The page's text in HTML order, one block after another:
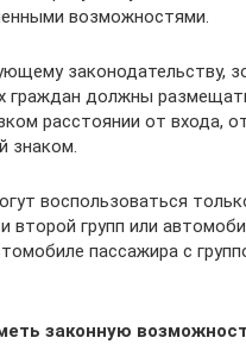
возможностями.
законодательству,
граждан должны
расстоянии от входа,
знаком.
воспользоваться
второй групп или
пассажира с
законную